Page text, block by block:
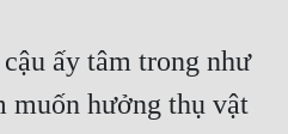
ấy tâm trong như
muốn hưởng thụ vật